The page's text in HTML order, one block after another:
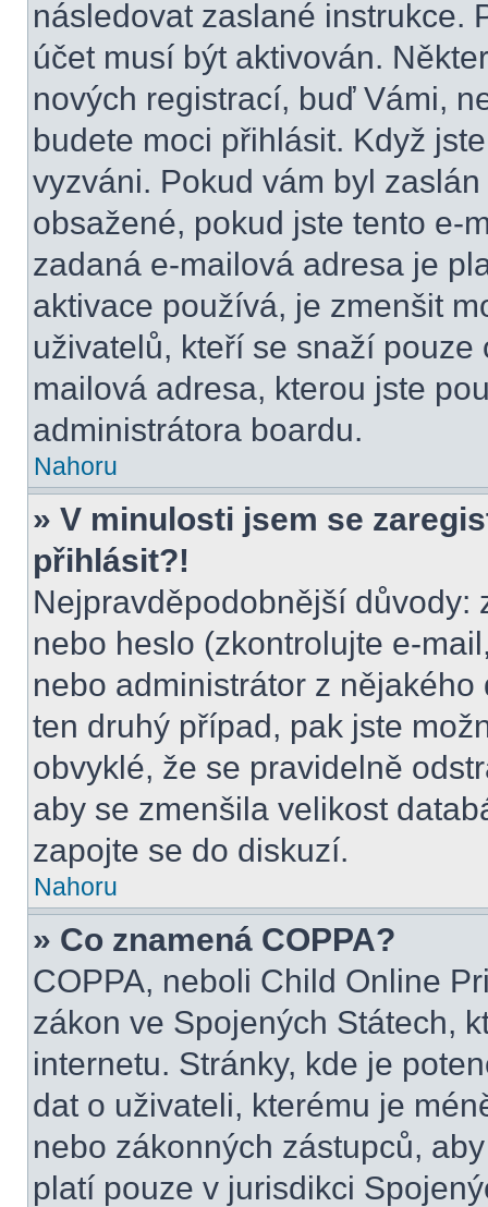
následovat zaslané instrukce.
účet musí být aktivován.
nových registrací, buď Vámi,
budete moci přihlásit. Když
vyzváni. Pokud vám byl
obsažené, pokud jste tento e-
zadaná e-mailová adresa je
aktivace používá, je zmenšit
uživatelů, kteří se snaží
mailová adresa, kterou jste
administrátora boardu.
Nahoru
» V minulosti jsem se
přihlásit?!
Nejpravděpodobnější důvody:
nebo heslo (zkontrolujte e-
nebo administrátor z
ten druhý případ, pak jste
obvyklé, že se pravidelně
aby se zmenšila velikost
zapojte se do diskuzí.
Nahoru
» Co znamená COPPA?
COPPA, neboli Child Online
zákon ve Spojených Státech,
internetu. Stránky, kde je
dat o uživateli, kterému je
nebo zákonných zástupců,
platí pouze v jurisdikci